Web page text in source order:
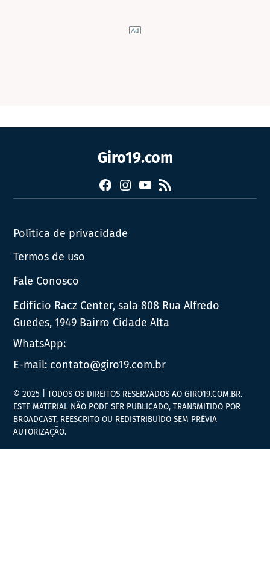
Giro19.com
Facebook
Instagram
YouTube
RSS
Política de privacidade
Termos de uso
Fale Conosco
Edifício Racz Center, sala 808 Rua Alfredo
Guedes, 1949 Bairro Cidade Alta
WhatsApp:
E-mail: contato@giro19.com.br
© 2025 | TODOS OS DIREITOS RESERVADOS AO GIRO19.COM.BR.
ESTE MATERIAL NÃO PODE SER PUBLICADO, TRANSMITIDO POR
BROADCAST, REESCRITO OU REDISTRIBUÍDO SEM PRÉVIA
AUTORIZAÇÃO.